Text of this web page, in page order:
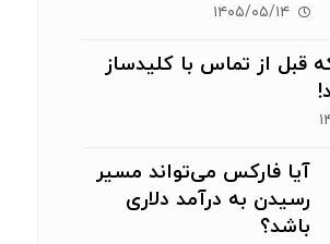
۱۴۰۵/۰۵/۱۴
که قبل از تماس با کلیدساز
آیا فارکس می‌تواند مسیر
رسیدن به درآمد دلاری
باشد؟